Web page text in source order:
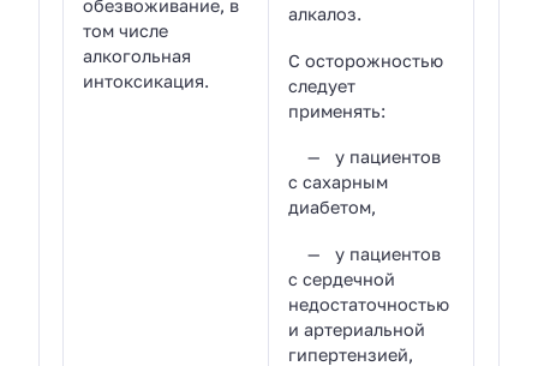
обезвоживание, в
том числе
алкогольная
интоксикация.
алкалоз.
С осторожностью
следует
применять:
— у пациентов
с сахарным
диабетом,
— у пациентов
с сердечной
недостаточностью
и артериальной
гипертензией,